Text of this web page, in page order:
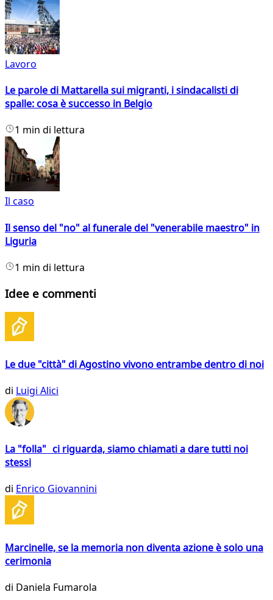
Lavoro
Le parole di Mattarella sui migranti, i sindacalisti di
spalle: cosa è successo in Belgio
1 min di lettura
Il caso
Il senso del "no" al funerale del "venerabile maestro" in
Liguria
1 min di lettura
Idee e commenti
Le due "città" di Agostino vivono entrambe dentro di noi
di Luigi Alici
La "folla" ci riguarda, siamo chiamati a dare tutti noi
stessi
di Enrico Giovannini
Marcinelle, se la memoria non diventa azione è solo una
cerimonia
di Daniela Fumarola